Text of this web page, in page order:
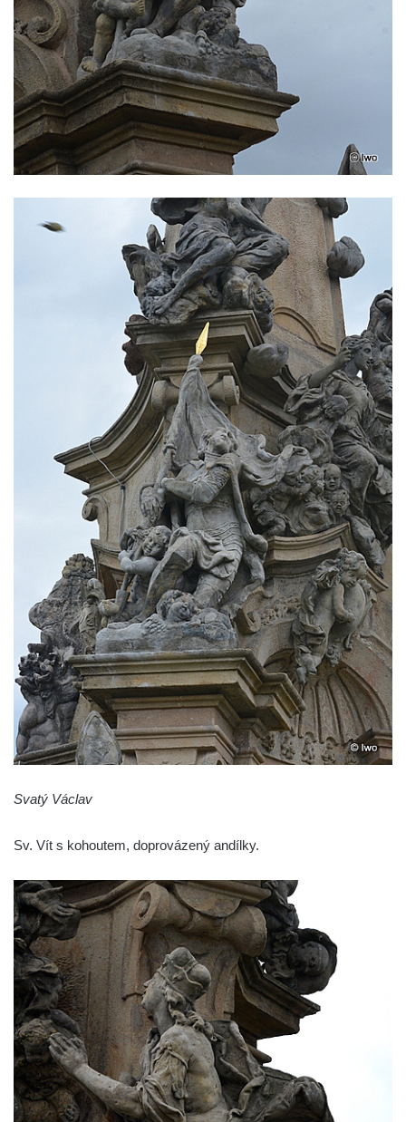
Sloup Panny Marie v Sokolově
Sloup Nejsvětější Trojice v Rumburku
Sloup Nejsvětější Trojice ve Šluknově
Sloup Nejsvětější Trojice v Kadani
Svatý Václav
Sv. Vít s kohoutem, doprovázený andílky.